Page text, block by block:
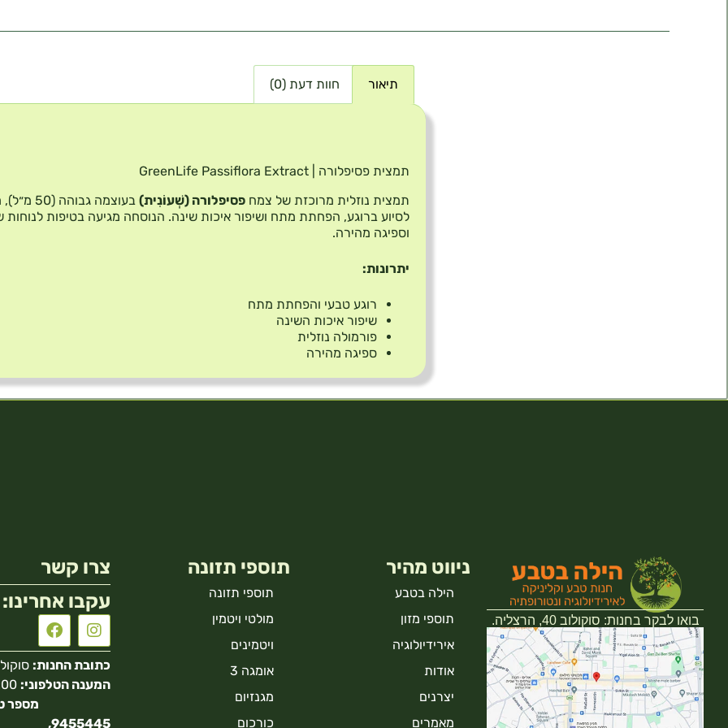
תיאור חוות דעת (0)
תמצית פסיפלורה | GreenLife Passiflora Extract
תמצית נוזלית מרוכזת של צמח פסיפלורה (שְׁעוֹנִית)
בעוצמה
לסיוע ברוגע, הפחתת מתח ושיפור איכות שינה. הנוסחה מגיעה בטיפות לנוחות
וספיגה מהירה.
יתרונות:
רוגע טבעי והפחתת מתח
שיפור איכות השינה
פורמולה נוזלית
ספיגה מהירה
בואו לבקר בחנות: סוקולוב 40, הרצליה.
ניווט מהיר
הילה בטבע
תוספי מזון
אירידיולוגיה
אודות
יצרנים
מאמרים
תוספי תזונה
תוספי תזונה
מולטי ויטמין
ויטמינים
אומגה 3
מגנזיום
כורכום
צרו קשר
עקבו אחרינו:
כתובת החנות: סוקולוב 40
המענה הטלפוני:
9455445,